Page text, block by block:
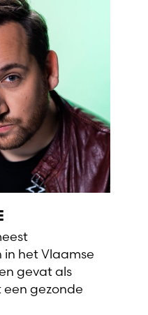
het Vlaamse
gevat als
gezonde